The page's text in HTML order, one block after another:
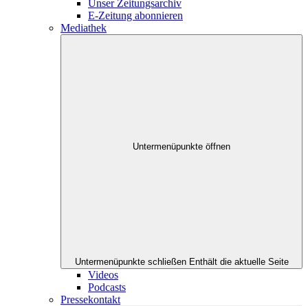
Unser Zeitungsarchiv
E-Zeitung abonnieren
Mediathek
Untermenüpunkte öffnen
Untermenüpunkte schließen Enthält die aktuelle Seite
Videos
Podcasts
Pressekontakt